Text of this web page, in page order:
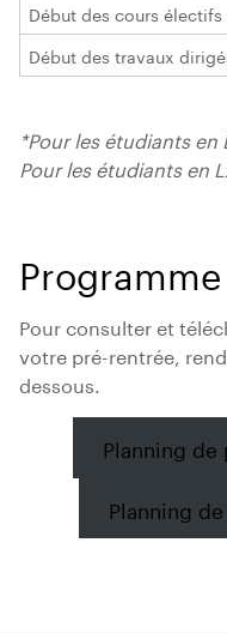
Début des cours électifs
Début des travaux
*Pour les étudiants en
Pour les étudiants en
Pour consulter et
votre pré-rentrée,
dessous.
Planning
Planning